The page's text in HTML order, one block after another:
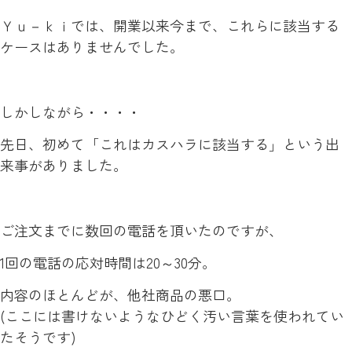
Ｙｕ－ｋｉでは、開業以来今まで、これらに該当する
ケースはありませんでした。
しかしながら・・・・
先日、初めて「これはカスハラに該当する」という出
来事がありました。
ご注文までに数回の電話を頂いたのですが、
1回の電話の応対時間は20～30分。
内容のほとんどが、他社商品の悪口。
(ここには書けないようなひどく汚い言葉を使われてい
たそうです)